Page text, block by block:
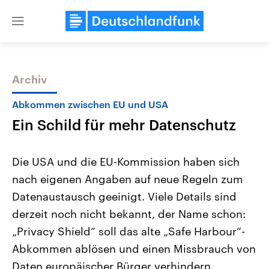
Close
Themen
Landtagswahl Sachsen-Anhalt
2026
Alle Informationen
Sachsen-Anhalt wählt am 6.
September 2026 einen neuen
Bundesland von einer Koalition aus
USA
Aktuelle Beiträge,
Hintergründe
Wirtschaftlich und
gehören die Vereinigten
mit großem Einfluss auf
Archiv
Abkommen zwischen EU und USA
Ein Schild für mehr Datenschutz
Die USA und die EU-Kommission haben sich
nach eigenen Angaben auf neue Regeln zum
Datenaustausch geeinigt. Viele Details sind
derzeit noch nicht bekannt, der Name schon:
„Privacy Shield“ soll das alte „Safe Harbour“-
Abkommen ablösen und einen Missbrauch von
Daten europäischer Bürger verhindern.